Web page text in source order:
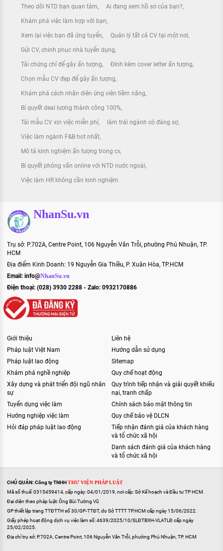
Theo dõi NTD bạn quan tâm Ai đang xem hồ sơ của bạn?
Khám phá việc làm hợp với bạn
Xem lại việc bạn đã ứng tuyển Quản lý tất cả CV tại một nơi
Gửi CV, chinh phục nhà tuyển dụng
Tải chứng chỉ để gây ấn tượng Đính kèm cover letter ấn tượng
Chọn mẫu CV đẹp để gây ấn tượng
Khám phá cách nhận diện ứng viên tiềm năng
Bí quyết deal lương thành công 100%
Tải mẫu CV xin việc miễn phí làm trái ngành có đáng sợ
Việc làm ngành F&B hot nhất
Mô tả kinh nghiệm ấn tượng trong cv
Bí quyết phỏng vấn online với NTD nước ngoài
Việc làm HR không cần kinh nghiệm
NhanSu.vn
Trụ sở: P.702A, Centre Point, 106 Nguyễn Văn Trỗi, phường Phú Nhuận, TP.
HCM
Địa điểm Kinh Doanh: 19 Nguyễn Gia Thiều, P. Xuân Hòa, TP.HCM
Email: info@NhanSu.vn
Điện thoại: (028) 3930 2288 - Zalo: 0932170886
Giới thiệu
Pháp luật Việt Nam
Pháp luật lao động
Khám phá nghề nghiệp
Xây dựng và phát triển đội ngũ nhân
sự
Tuyển dụng việc làm
Hướng nghiệp việc làm
Hỏi đáp pháp luật lao động
Liên hệ
Hướng dẫn sử dụng
Sitemap
Quy chế hoạt động
Quy trình tiếp nhận và giải quyết khiếu
nại, tranh chấp
Chính sách bảo mật thông tin
Quy chế bảo vệ DLCN
Tiếp nhận đánh giá của khách hàng
và tổ chức xã hội
Danh sách đánh giá của khách hàng
và tổ chức xã hội
CHỦ QUẢN: Công ty TNHHTHƯ VIỆN PHÁP LUẬT
Mã số thuế: 0315459414, cấp ngày: 04/01/2019, nơi cấp: Sở Kế hoạch và Đầu tư TP HCM.
Đại diện theo pháp luật: Ông Bùi Tường Vũ
GP thiết lập trang TTĐTTH số 30/GP-TTĐT, do Sở TTTT TP.HCM cấp ngày 15/06/2022.
Giấy phép hoạt động dịch vụ việc làm số: 4639/2025/10/SLĐTBXH-VLATLĐ cấp ngày
25/02/2025.
Địa chỉ trụ sở: P.702A, Centre Point, 106 Nguyễn Văn Trỗi, phường Phú Nhuận, TP. HCM